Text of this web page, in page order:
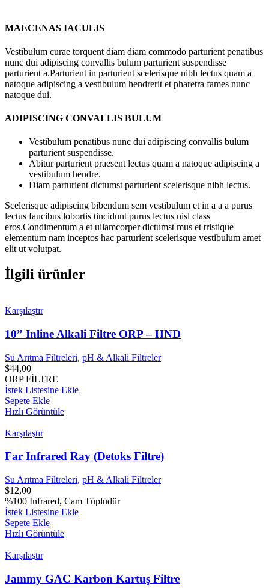
MAECENAS IACULIS
Vestibulum curae torquent diam diam commodo parturient penatibus
nunc dui adipiscing convallis bulum parturient suspendisse
parturient a.Parturient in parturient scelerisque nibh lectus quam a
natoque adipiscing a vestibulum hendrerit et pharetra fames nunc
natoque dui.
ADIPISCING CONVALLIS BULUM
Vestibulum penatibus nunc dui adipiscing convallis bulum
parturient suspendisse.
Abitur parturient praesent lectus quam a natoque adipiscing a
vestibulum hendre.
Diam parturient dictumst parturient scelerisque nibh lectus.
Scelerisque adipiscing bibendum sem vestibulum et in a a a purus
lectus faucibus lobortis tincidunt purus lectus nisl class
eros.Condimentum a et ullamcorper dictumst mus et tristique
elementum nam inceptos hac parturient scelerisque vestibulum amet
elit ut volutpat.
İlgili ürünler
Karşılaştır
10” Inline Alkali Filtre ORP – HND
Su Arıtma Filtreleri, pH & Alkali Filtreler
$44,00
ORP FİLTRE
İstek Listesine Ekle
Sepete Ekle
Hızlı Görüntüle
Karşılaştır
Far Infrared Ray (Detoks Filtre)
Su Arıtma Filtreleri, pH & Alkali Filtreler
$12,00
%100 Infrared, Cam Tüplüdür
İstek Listesine Ekle
Sepete Ekle
Hızlı Görüntüle
Karşılaştır
Jammy GAC Karbon Kartuş Filtre